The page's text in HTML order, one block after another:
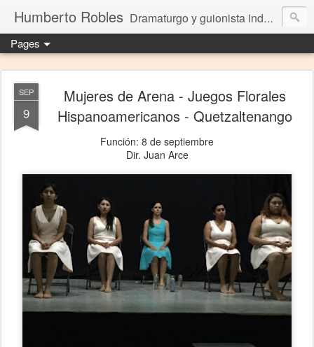
Humberto Robles Dramaturgo y guionista independiente
Pages
SEP
9
Mujeres de Arena - Juegos Florales
Hispanoamericanos - Quetzaltenango
Función: 8 de septiembre
Dir. Juan Arce